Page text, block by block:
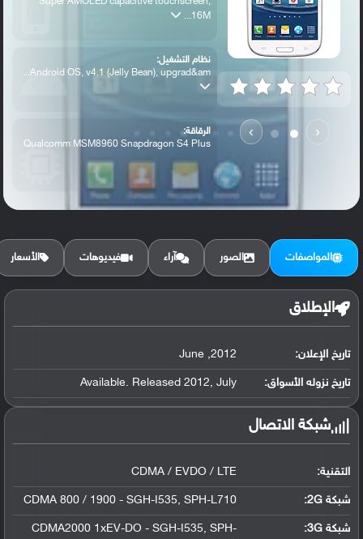
‹
›
16M...
نظام التشغيل:
Android OS, v4.1 (Jelly Bean), upgrad&am...
الرقاقة:
Qualcomm MSM8960 Snapdragon S4 Plus
الرام / التخزين:
المواصفات الصور آراء فيديوهات الأسعار
الإطلاق
تاريخ الإعلان: 2012, June
تاريخ نزوله الأسواق: Available. Released 2012, July
شبكة الاتصال
التقنية: CDMA / EVDO / LTE
شبكة 2G: CDMA 800 / 1900 - SGH-I535, SPH-L710
شبكة 3G :
CDMA2000 1xEV-DO - SGH-I535, SPH-